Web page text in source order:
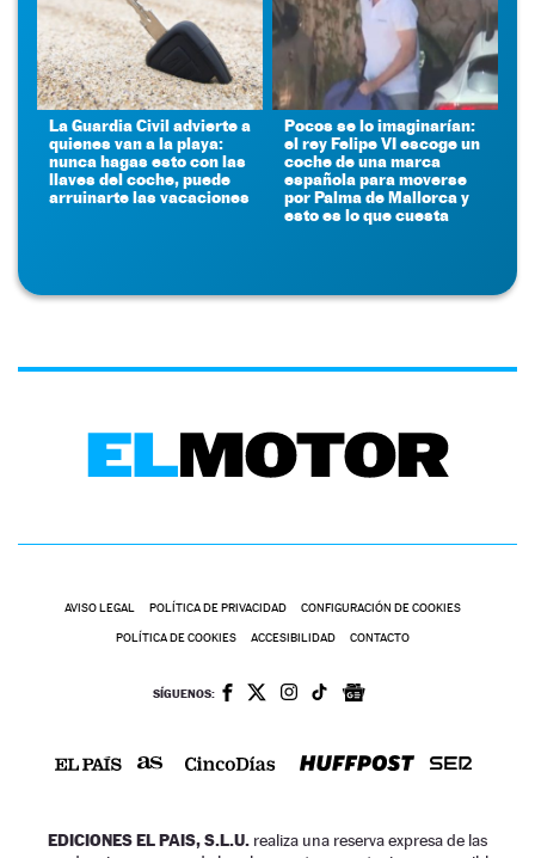
La Guardia Civil advierte a
quienes van a la playa:
nunca hagas esto con las
llaves del coche, puede
arruinarte las vacaciones
Pocos se lo imaginarían:
el rey Felipe VI escoge un
coche de una marca
española para moverse
por Palma de Mallorca y
esto es lo que cuesta
AVISO LEGAL POLÍTICA DE PRIVACIDAD CONFIGURACIÓN DE COOKIES
POLÍTICA DE COOKIES ACCESIBILIDAD CONTACTO
SÍGUENOS:
EDICIONES EL PAIS, S.L.U. realiza una reserva expresa de las